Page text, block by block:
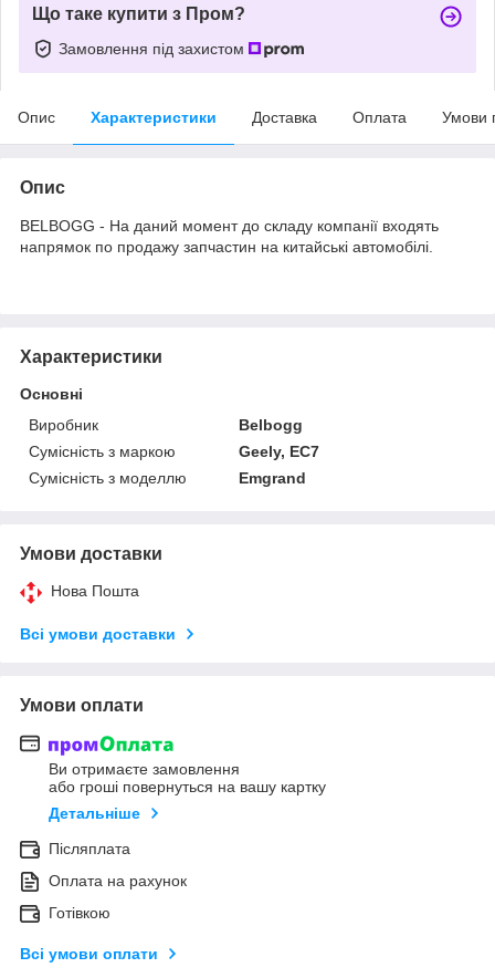
Що таке купити з Пром?
Замовлення під захистом
Опис Характеристики Доставка Оплата Умови
Опис
BELBOGG - На даний момент до складу компанії входять
напрямок по продажу запчастин на китайські автомобілі.
Характеристики
Основні
Виробник
Belbogg
Сумісність з маркою
Geely, EC7
Сумісність з моделлю
Emgrand
Умови доставки
Нова Пошта
Всі умови доставки
Умови оплати
Ви отримаєте замовлення
або гроші повернуться на вашу картку
Детальніше
Післяплата
Оплата на рахунок
Готівкою
Всі умови оплати